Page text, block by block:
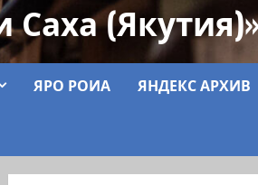
ЯРО РОИА ЯНДЕКС АРХИВ